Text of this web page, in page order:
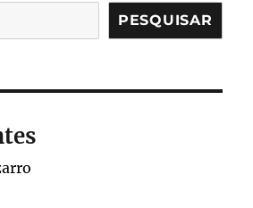
PESQUISAR